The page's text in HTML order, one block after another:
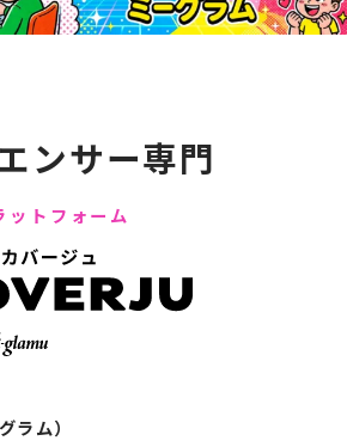
ンサー専門
ットフォーム
ム）